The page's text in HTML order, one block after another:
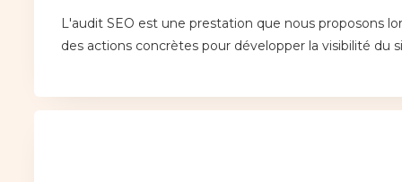
L'audit SEO est une prestation que nous proposons
des actions concrètes pour développer la visibilité du